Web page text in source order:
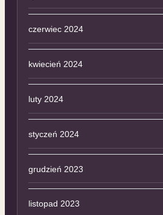
czerwiec 2024
kwiecień 2024
luty 2024
styczeń 2024
grudzień 2023
listopad 2023